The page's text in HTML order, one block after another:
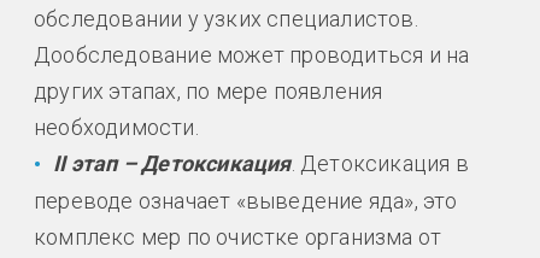
обследовании у узких специалистов.
Дообследование может проводиться и на
других этапах, по мере появления
необходимости.
II этап – Детоксикация. Детоксикация в
переводе означает «выведение яда», это
комплекс мер по очистке организма от